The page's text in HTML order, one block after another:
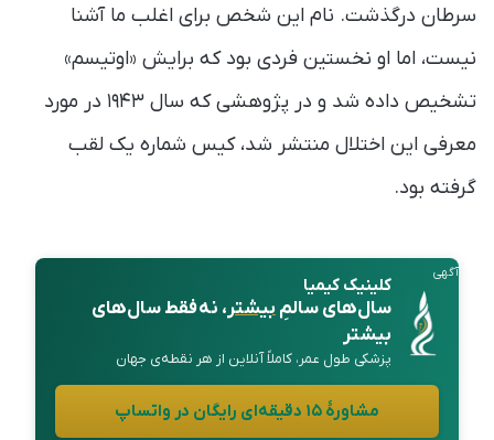
سرطان درگذشت. نام این شخص برای اغلب ما آشنا
نیست، اما او نخستین فردی بود که برایش «اوتیسم»
تشخیص داده شد و در پژوهشی که سال ۱۹۴۳ در مورد
معرفی این اختلال منتشر شد، کیس شماره یک لقب
گرفته بود.
آگهی
کلینیک کیمیا
سال‌های سالمِبیشتر، نه فقط سال‌های
بیشتر
پزشکی طول عمر، کاملاً آنلاین از هر نقطه‌ی جهان
مشاورهٔ ۱۵ دقیقه‌ای رایگان در واتساپ